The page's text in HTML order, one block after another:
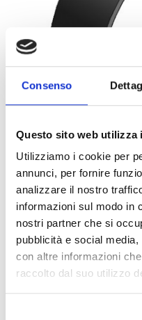
Consenso
Questo sito web utilizza
Utilizziamo i cookie per
annunci, per fornire
analizzare il nostro
informazioni sul modo in
nostri partner che si
pubblicità e social
con altre informazioni
raccolto dal suo utilizzo
007205082 QUANTITÀ
Collare Titan
Per visualizzare i